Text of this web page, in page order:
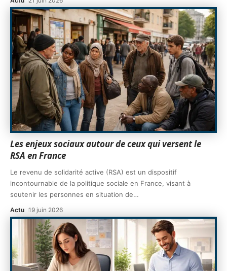
Les enjeux sociaux autour de ceux qui versent le
RSA en France
Le revenu de solidarité active (RSA) est un dispositif
incontournable de la politique sociale en France, visant à
soutenir les personnes en situation de…
Actu 19 juin 2026